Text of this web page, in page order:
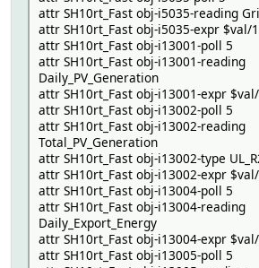
attr SH10rt_Fast obj-i5035-reading
attr SH10rt_Fast obj-i5035-expr $val/
attr SH10rt_Fast obj-i13001-poll 5
attr SH10rt_Fast obj-i13001-reading
Daily_PV_Generation
attr SH10rt_Fast obj-i13001-expr
attr SH10rt_Fast obj-i13002-poll 5
attr SH10rt_Fast obj-i13002-reading
Total_PV_Generation
attr SH10rt_Fast obj-i13002-type
attr SH10rt_Fast obj-i13002-expr
attr SH10rt_Fast obj-i13004-poll 5
attr SH10rt_Fast obj-i13004-reading
Daily_Export_Energy
attr SH10rt_Fast obj-i13004-expr
attr SH10rt_Fast obj-i13005-poll 5